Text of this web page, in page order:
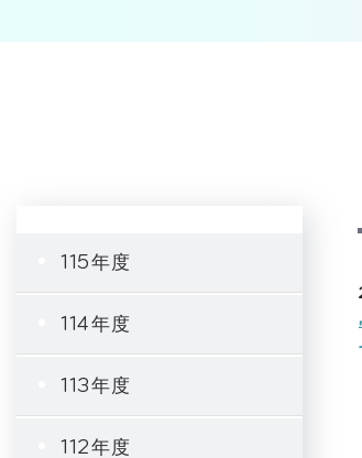
115年度
114年度
113年度
112年度